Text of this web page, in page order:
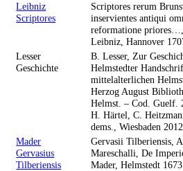
Leibniz
Scriptores
Scriptores rerum
inservientes antiqui
reformatione
Leibniz, Hannover
Lesser
Geschichte
B. Lesser, Zur
Helmstedter
mittelalterlichen
Herzog August
Helmst. – Cod. Guelf.
H. Härtel, C.
dems., Wiesbaden
Mader
Gervasius
Tilberiensis
Gervasii Tilberiensis,
Mareschalli, De
Mader, Helmstedt 1673